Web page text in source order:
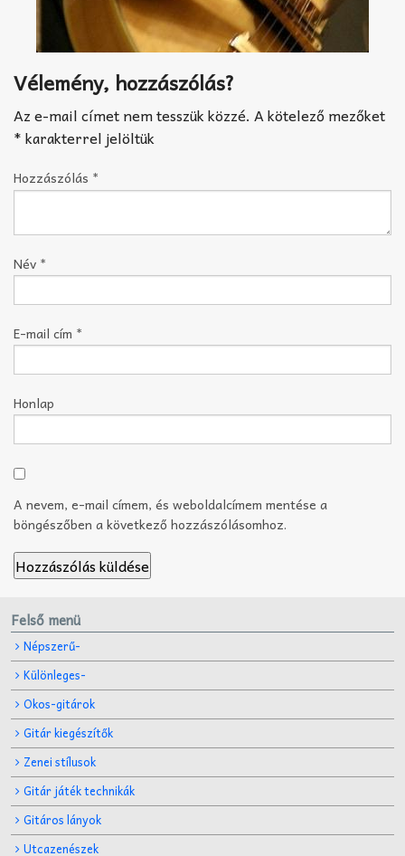
Vélemény, hozzászólás?
Az e-mail címet nem tesszük közzé. A kötelező mezőket
*karakterrel jelöltük
Hozzászólás *
Név *
E-mail cím *
Honlap
A nevem, e-mail címem, és weboldalcímem mentése a
böngészőben a következő hozzászólásomhoz.
Felső menü
Népszerű-
Különleges-
Okos-gitárok
Gitár kiegészítők
Zenei stílusok
Gitár játék technikák
Gitáros lányok
Utcazenészek